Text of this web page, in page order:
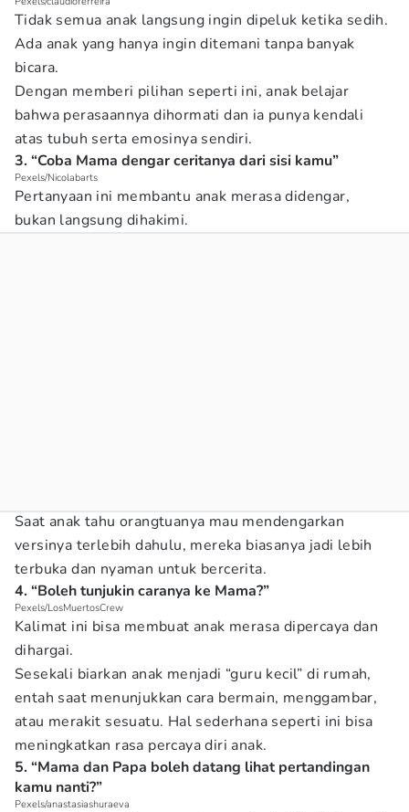
Tidak semua anak langsung ingin dipeluk ketika sedih.
Ada anak yang hanya ingin ditemani tanpa banyak
bicara.
Dengan memberi pilihan seperti ini, anak belajar
bahwa perasaannya dihormati dan ia punya kendali
atas tubuh serta emosinya sendiri.
3. “Coba Mama dengar ceritanya dari sisi kamu”
Pexels/Nicolabarts
Pertanyaan ini membantu anak merasa didengar,
bukan langsung dihakimi.
Saat anak tahu orangtuanya mau mendengarkan
versinya terlebih dahulu, mereka biasanya jadi lebih
terbuka dan nyaman untuk bercerita.
4. “Boleh tunjukin caranya ke Mama?”
Pexels/LosMuertosCrew
Kalimat ini bisa membuat anak merasa dipercaya dan
dihargai.
Sesekali biarkan anak menjadi “guru kecil” di rumah,
entah saat menunjukkan cara bermain, menggambar,
atau merakit sesuatu. Hal sederhana seperti ini bisa
meningkatkan rasa percaya diri anak.
5. “Mama dan Papa boleh datang lihat pertandingan
kamu nanti?”
Pexels/anastasiashuraeva